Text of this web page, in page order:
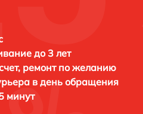
до 3 лет
ремонт по желанию
в день обращения
минут